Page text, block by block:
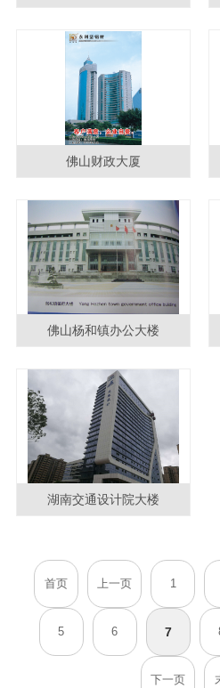
佛山财政大厦
佛山杨和镇办公大楼
湖南交通设计院大楼
首页 上一页 1
5 6 7
下一页